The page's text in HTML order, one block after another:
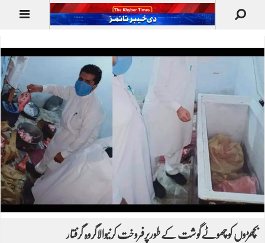
بچھڑوں کوچھوٹےگوشت کےطورپرفروخت کرنیوالاگروہ گرفتار